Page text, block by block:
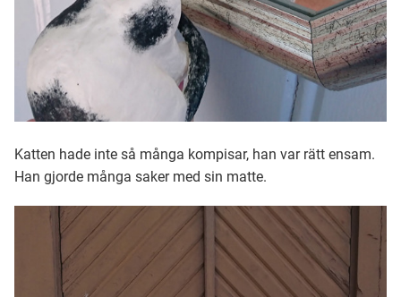
Katten hade inte så många kompisar, han var rätt ensam.
Han gjorde många saker med sin matte.